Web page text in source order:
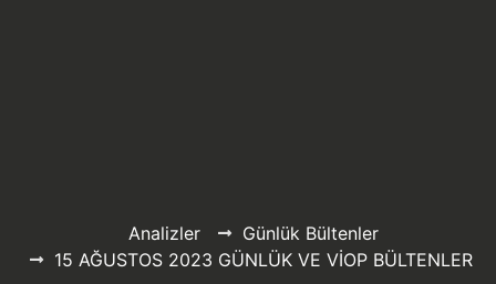
Analizler
Günlük Bültenler
15 AĞUSTOS 2023 GÜNLÜK VE VİOP BÜLTENLER